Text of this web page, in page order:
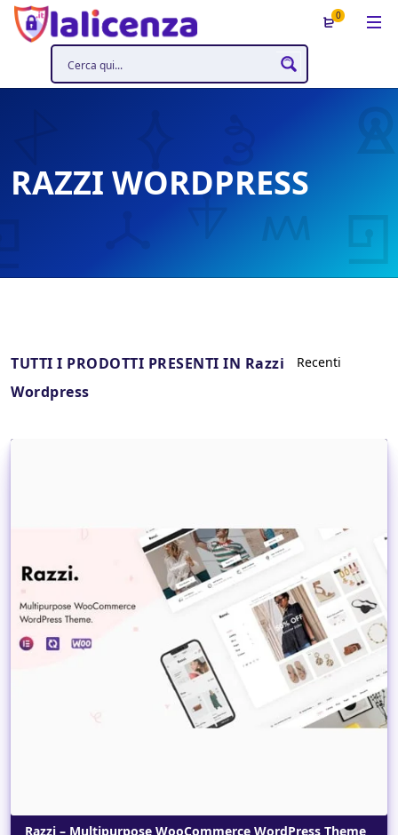
0
RAZZI WORDPRESS
TUTTI I PRODOTTI PRESENTI IN Razzi
Wordpress
Dettagli
Razzi – Multipurpose WooCommerce WordPress Theme